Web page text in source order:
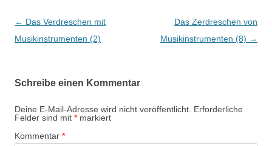
Beitragsnavigation
← Das Verdreschen mit
Musikinstrumenten (2)
Das Zerdreschen von
Musikinstrumenten (8) →
Schreibe einen Kommentar
Deine E-Mail-Adresse wird nicht veröffentlicht. Erforderliche
Felder sind mit * markiert
Kommentar *